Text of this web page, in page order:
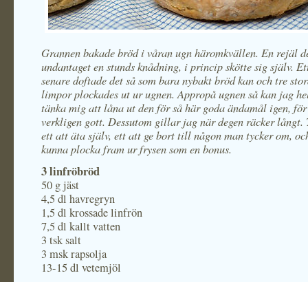
Grannen bakade bröd i våran ugn häromkvällen. En rejäl
undantaget en stunds knådning, i princip skötte sig själv.
senare doftade det så som bara nybakt bröd kan och tre
limpor plockades ut ur ugnen. Appropå ugnen så kan jag
tänka mig att låna ut den för så här goda ändamål igen,
verkligen gott. Dessutom gillar jag när degen räcker långt.
ett att äta själv, ett att ge bort till någon man tycker om,
kunna plocka fram ur frysen som en bonus.
3 linfröbröd
50 g jäst
4,5 dl havregryn
1,5 dl krossade linfrön
7,5 dl kallt vatten
3 tsk salt
3 msk rapsolja
13-15 dl vetemjöl